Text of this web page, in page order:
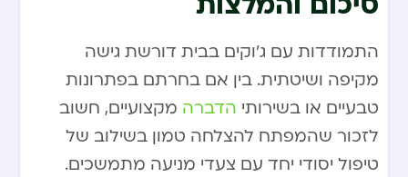
התמודדות עם ג’וקים בבית דורשת גישה
מקיפה ושיטתית. בין אם בחרתם בפתרונות
טבעיים או בשירותי הדברה מקצועיים, חשוב
לזכור שהמפתח להצלחה טמון בשילוב של
טיפול יסודי יחד עם צעדי מניעה מתמשכים.